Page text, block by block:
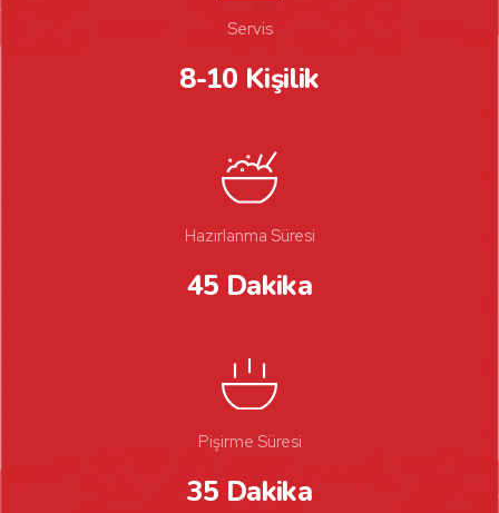
Servis
8-10 Kişilik
Hazırlanma Süresi
45 Dakika
Pişirme Süresi
35 Dakika